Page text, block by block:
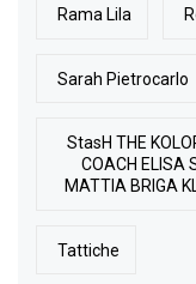
Rama Lila
Sarah Pietrocarlo
StasH THE
COACH ELISA
MATTIA BRIGA
Tattiche